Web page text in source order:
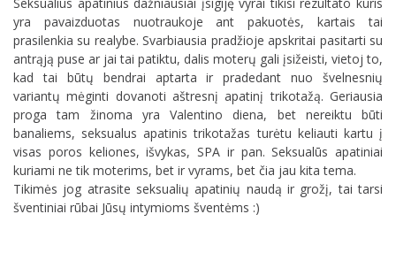
Seksualius apatinius dažniausiai įsigiję vyrai tikisi rezultato kuris
yra pavaizduotas nuotraukoje ant pakuotės, kartais tai
prasilenkia su realybe. Svarbiausia pradžioje apskritai pasitarti su
antrąją puse ar jai tai patiktu, dalis moterų gali įsižeisti, vietoj to,
kad tai būtų bendrai aptarta ir pradedant nuo švelnesnių
variantų mėginti dovanoti aštresnį apatinį trikotažą. Geriausia
proga tam žinoma yra Valentino diena, bet nereiktu būti
banaliems, seksualus apatinis trikotažas turėtu keliauti kartu į
visas poros keliones, išvykas, SPA ir pan. Seksualūs apatiniai
kuriami ne tik moterims, bet ir vyrams, bet čia jau kita tema.
Tikimės jog atrasite seksualių apatinių naudą ir grožį, tai tarsi
šventiniai rūbai Jūsų intymioms šventėms :)